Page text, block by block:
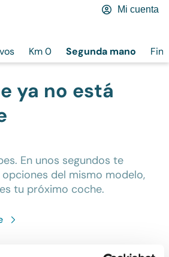
Km 0 Segunda mano
Mi cuenta
ya no está
En unos segundos te
del mismo modelo,
tu próximo coche.